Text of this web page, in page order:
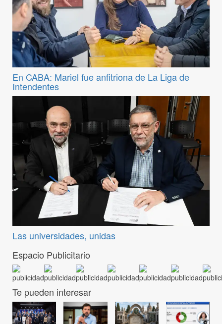
En CABA: Mariel fue anfitriona de La Liga de
Intendentes
Las universidades, unidas
Espacio Publicitario
Te pueden interesar